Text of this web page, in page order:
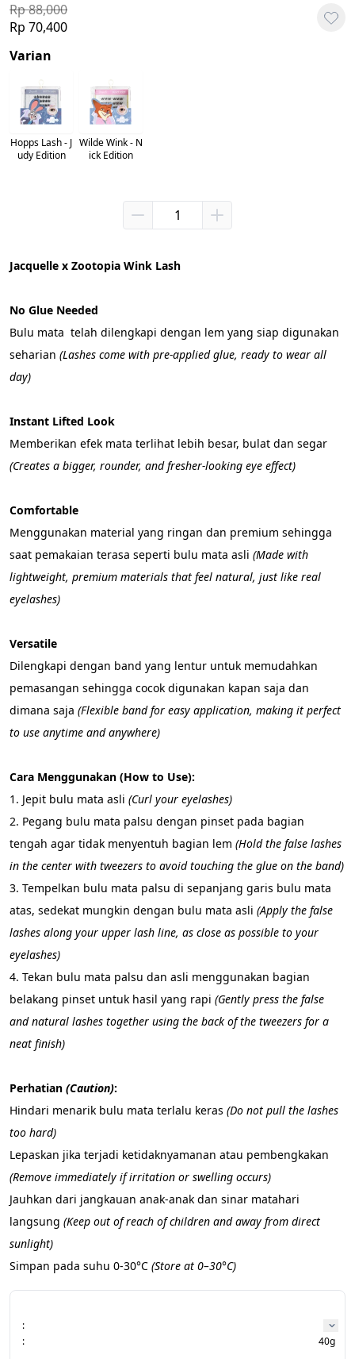
Rp 88,000
Rp 70,400
Varian
Hopps Lash - J
udy Edition
Wilde Wink - N
ick Edition
Jacquelle x Zootopia Wink Lash
No Glue Needed
Bulu mata  telah dilengkapi dengan lem yang siap digunakan
seharian (Lashes come with pre-applied glue, ready to wear all
day)
Instant Lifted Look
Memberikan efek mata terlihat lebih besar, bulat dan segar
(Creates a bigger, rounder, and fresher-looking eye effect)
Comfortable
Menggunakan material yang ringan dan premium sehingga
saat pemakaian terasa seperti bulu mata asli (Made with
lightweight, premium materials that feel natural, just like real
eyelashes)
Versatile
Dilengkapi dengan band yang lentur untuk memudahkan
pemasangan sehingga cocok digunakan kapan saja dan
dimana saja (Flexible band for easy application, making it perfect
to use anytime and anywhere)
Cara Menggunakan (How to Use):
1. Jepit bulu mata asli (Curl your eyelashes)
2. Pegang bulu mata palsu dengan pinset pada bagian
tengah agar tidak menyentuh bagian lem (Hold the false lashes
in the center with tweezers to avoid touching the glue on the band)
3. Tempelkan bulu mata palsu di sepanjang garis bulu mata
atas, sedekat mungkin dengan bulu mata asli (Apply the false
lashes along your upper lash line, as close as possible to your
eyelashes)
4. Tekan bulu mata palsu dan asli menggunakan bagian
belakang pinset untuk hasil yang rapi (Gently press the false
and natural lashes together using the back of the tweezers for a
neat finish)
Perhatian (Caution):
Hindari menarik bulu mata terlalu keras (Do not pull the lashes
too hard)
Lepaskan jika terjadi ketidaknyamanan atau pembengkakan
(Remove immediately if irritation or swelling occurs)
Jauhkan dari jangkauan anak-anak dan sinar matahari
langsung (Keep out of reach of children and away from direct
sunlight)
Simpan pada suhu 0-30°C (Store at 0–30°C)
:
:
40g